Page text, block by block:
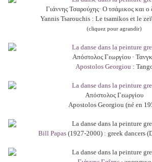
Γιάννης Τσαρούχης· Ο τσάμικος και ο
Yannis Tsarouchis : Le tsamikos et le
(cliquez pour agrandir)
Απόστολος Γεωργίου ·
Apostolos Georgiou :
Απόστολος Γεωργίου
Apostolos Georgiou (né en
Bill Papas (1927-2000) : greek dancers (